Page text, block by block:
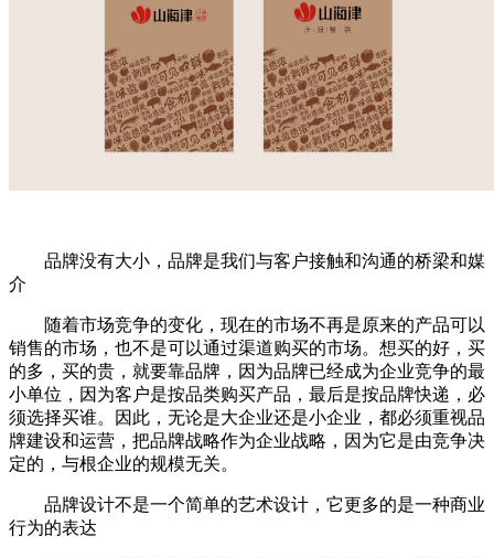
品牌没有大小，品牌是我们与客户接触和沟通的桥梁和媒
介
随着市场竞争的变化，现在的市场不再是原来的产品可以
销售的市场，也不是可以通过渠道购买的市场。想买的好，买
的多，买的贵，就要靠品牌，因为品牌已经成为企业竞争的最
小单位，因为客户是按品类购买产品，最后是按品牌快递，必
须选择买谁。因此，无论是大企业还是小企业，都必须重视品
牌建设和运营，把品牌战略作为企业战略，因为它是由竞争决
定的，与根企业的规模无关。
品牌设计不是一个简单的艺术设计，它更多的是一种商业
行为的表达